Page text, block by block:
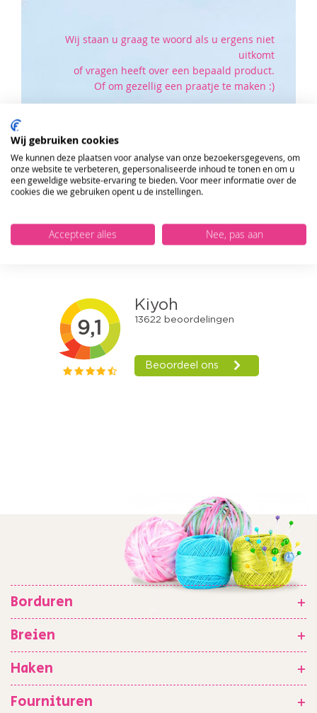
Wij staan u graag te woord als u ergens niet
uitkomt
of vragen heeft over een bepaald product.
Of om gezellig een praatje te maken :)
Klik hier om naar onze klantenservice pagina te
Borduren
+
Breien
+
Haken
+
Fournituren
+
ONTVANG DE NIEUWSBRIEF EN KRIJG
10%KORTING OP JE EERSTE ONLINE
BESTELLING!
VERSTUUR
Wij gebruiken cookies
We kunnen deze plaatsen voor analyse van onze bezoekersgegevens, om
onze website te verbeteren, gepersonaliseerde inhoud te tonen en om u
een geweldige website-ervaring te bieden. Voor meer informatie over de
cookies die we gebruiken opent u de instellingen.
Accepteer alles Nee, pas aan